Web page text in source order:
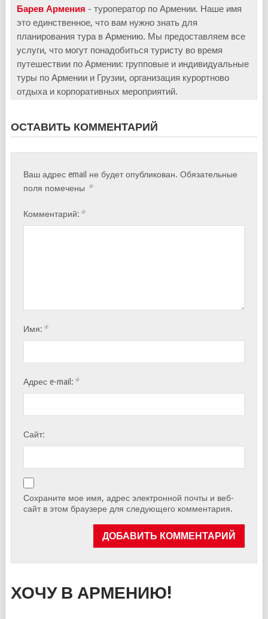
Барев Армения - туроператор по Армении. Наше имя
это единственное, что вам нужно знать для
планирования тура в Армению. Мы предоставляем все
услуги, что могут понадобиться туристу во время
путешествии по Армении: групповые и индивидуальные
туры по Армении и Грузии, организация курортново
отдыха и корпоративных мероприятий.
ОСТАВИТЬ КОММЕНТАРИЙ
Ваш адрес email не будет опубликован. Обязательные
поля помечены *
Комментарий: *
Имя: *
Адрес e-mail: *
Сайт:
Сохраните мое имя, адрес электронной почты и веб-
сайт в этом браузере для следующего комментария.
ХОЧУ В АРМЕНИЮ!